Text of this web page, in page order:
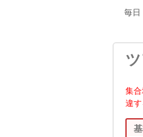
毎日
集
違す